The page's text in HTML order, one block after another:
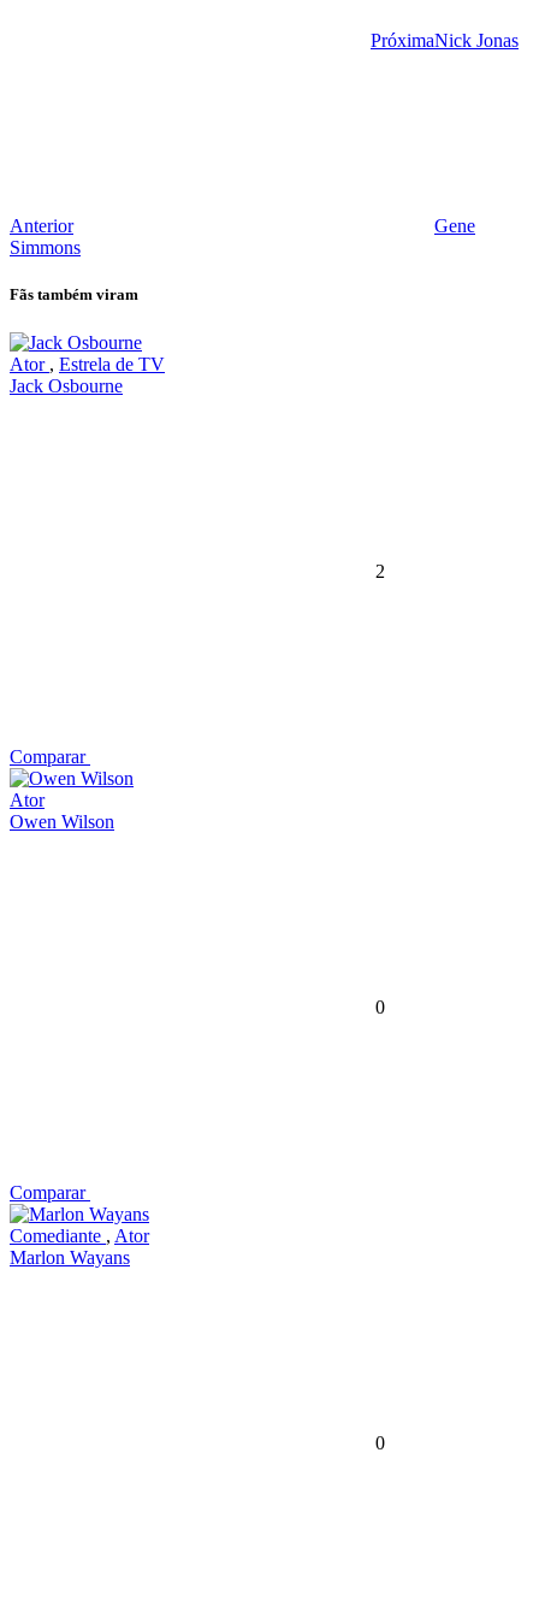
PróximaNick Jonas
Anterior
Gene
Simmons
Fãs também viram
Ator , Estrela de TV
Jack Osbourne
2
Comparar
Ator
Owen Wilson
0
Comparar
Comediante , Ator
Marlon Wayans
0